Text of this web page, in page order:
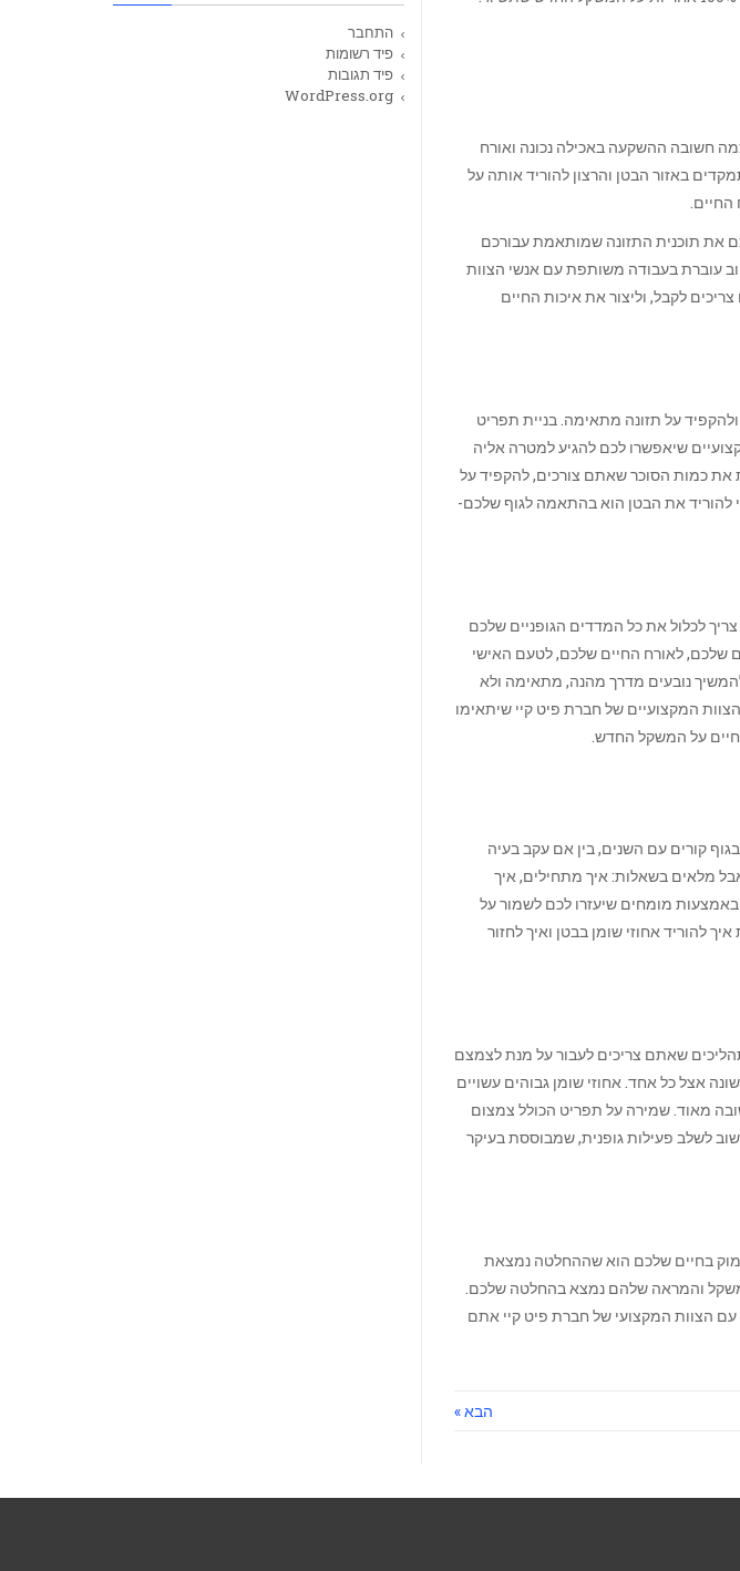
חשובה ההשקעה באכילה נכונה ואורח
באזור הבטן והרצון להוריד אותה על
החיים.
את תוכנית התזונה שמותאמת עבורכם
עוברת בעבודה משותפת עם אנשי הצוות
לקבל, וליצור ‏את איכות החיים
על תזונה מתאימה. בניית תפריט
שיאפשרו לכם להגיע למטרה אליה
את כמות הסוכר שאתם צורכים, להקפיד על
להוריד את הבטן הוא בהתאמה לגוף שלכם-
לכלול את כל המדדים הגופניים שלכם
שלכם, לאורח החיים שלכם, לטעם האישי
נובעים מדרך מהנה, מתאימה ולא
המקצועיים של חברת פיט קיי שיתאימו
קורים עם השנים, בין אם עקב בעיה
מלאים בשאלות: איך מתחילים, איך
מומחים שיעזרו לכם לשמור על
להוריד אחוזי שומן בבטן ואיך לחזור
שאתם צריכים לעבור על מנת לצמצם
אצל כל אחד. אחוזי שומן גבוהים עשויים
מאוד. שמירה על תפריט הכולל צמצום
לשלב פעילות גופנית, ‏שמבוססת בעיקר
בחיים שלכם הוא שההחלטה נמצאת
והמראה שלהם נמצא בהחלטה שלכם.
הצוות המקצועי של חברת פיט קיי אתם
הבא »
התחבר
פיד רשומות
פיד תגובות
WordPress.org